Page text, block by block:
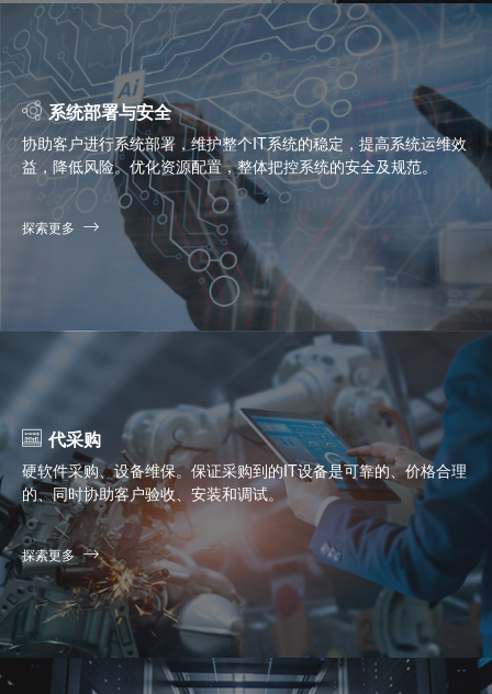
系统部署与安全
协助客户进行系统部署，维护整个IT系统的稳定，提高系统运维效
益，降低风险。优化资源配置，整体把控系统的安全及规范。
探索更多
代采购
硬软件采购、设备维保。保证采购到的IT设备是可靠的、价格合理
的、同时协助客户验收、安装和调试。
探索更多